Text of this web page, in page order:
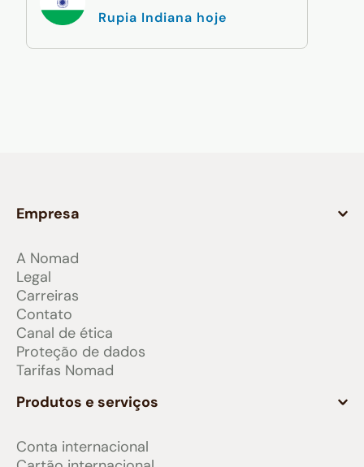
Rupia Indiana hoje
Empresa
A Nomad
Legal
Carreiras
Contato
Canal de ética
Proteção de dados
Tarifas Nomad
Produtos e serviços
Conta internacional